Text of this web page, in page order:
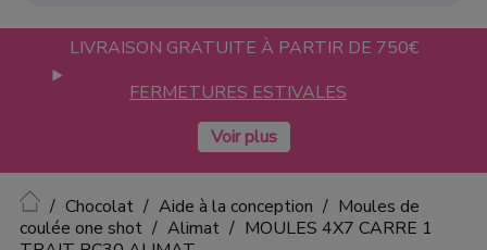
LIVRAISON GRATUITE À PARTIR DE 750€
FERMETURES ESTIVALES
Accueil
Chocolat Aide à la conception
Moules de
coulée one shot
Alimat
MOULES 4X7 CARRE 1